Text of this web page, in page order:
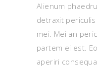
Alienum
detraxit
mei. Mei an
partem ei est.
aperiri